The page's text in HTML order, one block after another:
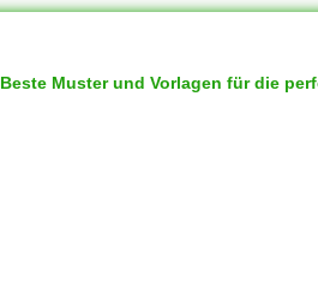
Beste Muster und Vorlagen für die